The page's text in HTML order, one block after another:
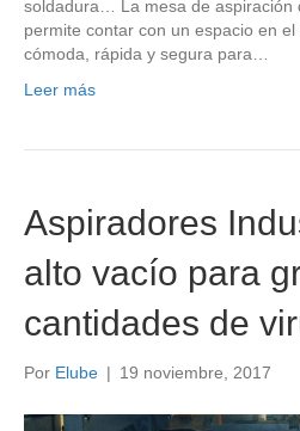
soldadura… La mesa de aspiración
permite contar con un espacio en
cómoda, rápida y segura para…
Leer más
Aspiradores
alto vacío para
cantidades de
Por Elube | 19 noviembre, 2017